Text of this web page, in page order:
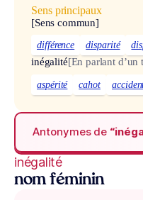
Sens principaux
[Sens commun]
différence disparité
inégalité[En parlant d’un
aspérité cahot
Antonymes de
inégalité
nom féminin